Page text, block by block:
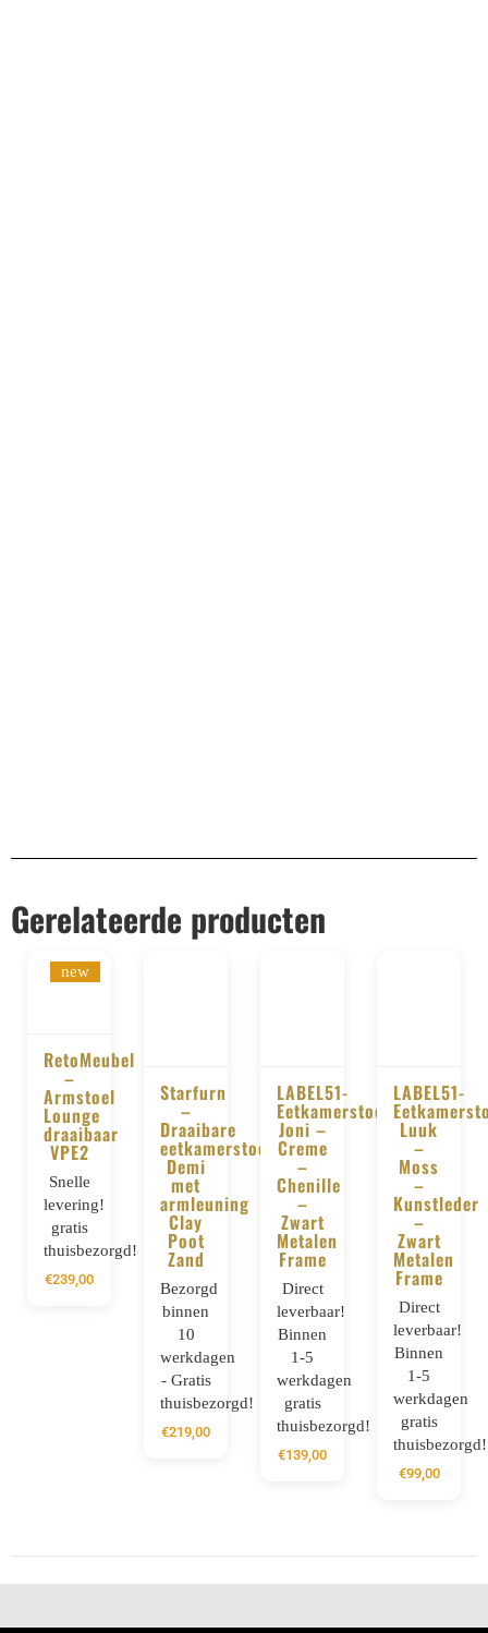
Gerelateerde producten
BESTELLEN
new
RetoMeubel
–
Armstoel
Lounge
draaibaar
VPE2
Snelle
levering!
gratis
thuisbezorgd!
€239,00
BESTELLEN
Starfurn
–
Draaibare
eetkamerstoel
Demi
met
armleuning
Clay
Poot
Zand
Bezorgd
binnen
10
werkdagen
- Gratis
thuisbezorgd!
€219,00
BESTELLEN
LABEL51-
Eetkamerstoel
Joni –
Creme
–
Chenille
–
Zwart
Metalen
Frame
Direct
leverbaar!
Binnen
1-5
werkdagen
gratis
thuisbezorgd!
€139,00
BESTELLEN
LABEL51-
Luuk
–
Moss
–
Kunstleder
–
Zwart
Metalen
Frame
Direct
leverbaar!
Binnen
1-5
werkdagen
gratis
thuisbezorgd!
€99,00